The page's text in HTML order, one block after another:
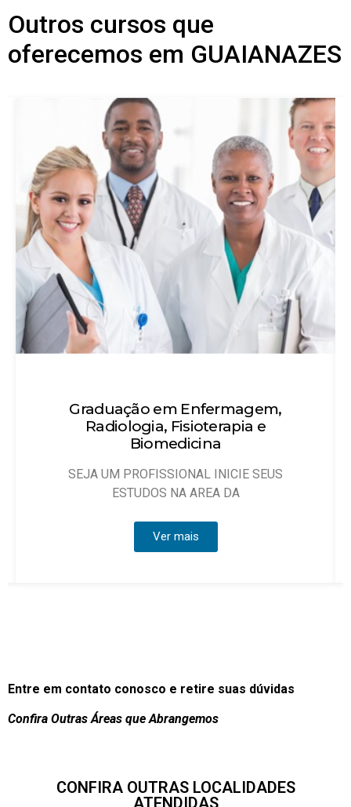
Outros cursos que
oferecemos em GUAIANAZES
Técnico em Enfermagem
Objetivo: Habilitar técnicos de enfermagem
Ver mais
Entre em contato conosco e retire suas dúvidas
Confira Outras Áreas que Abrangemos
CONFIRA OUTRAS LOCALIDADES
ATENDIDAS